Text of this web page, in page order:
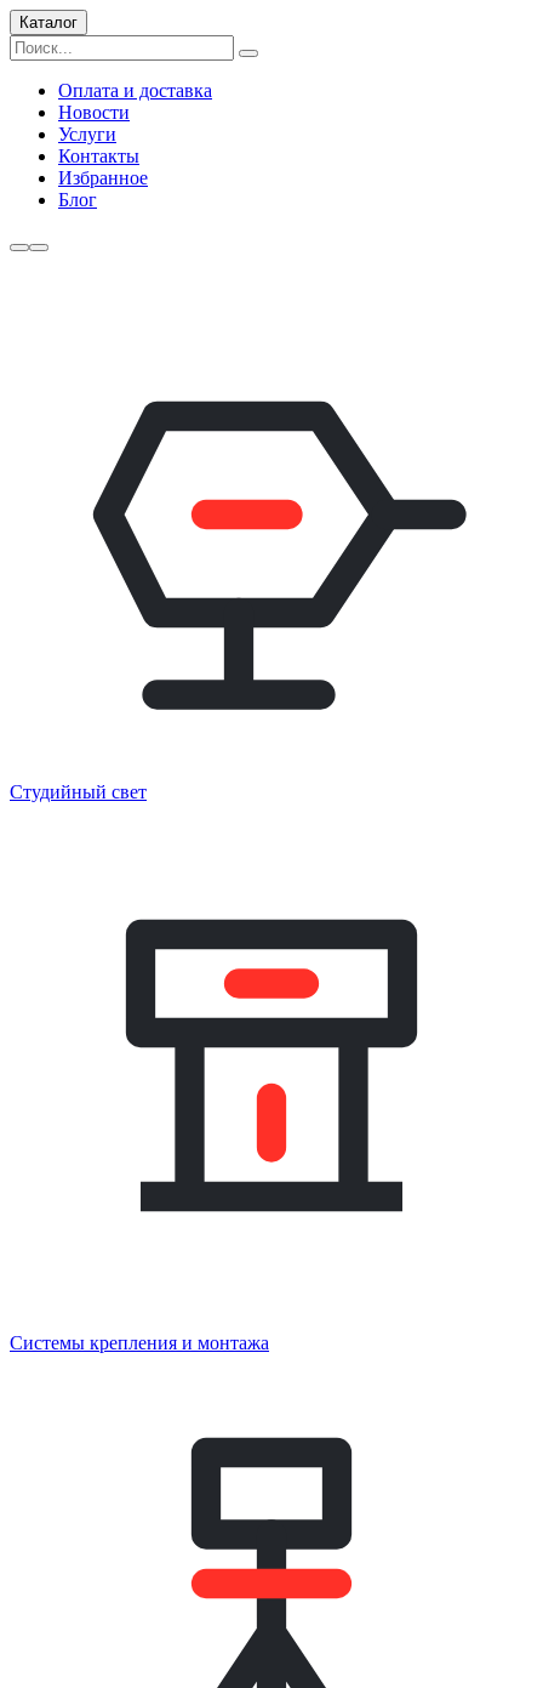
Каталог
Оплата и доставка
Новости
Услуги
Контакты
Избранное
Блог
Студийный свет
Системы крепления и монтажа